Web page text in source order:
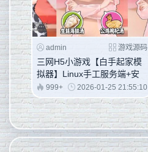
admin 游戏源码
三网H5小游戏【白手起家模
拟器】Linux手工服务端+安
卓 999+ 2026-01-25 21:55:10